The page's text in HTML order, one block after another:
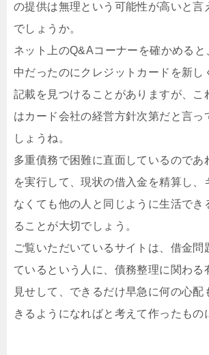
の提供は無理という可能性が高いと言
でしょうか。
ネット上のQ&Aコーナーを確かめる
中だったのにクレジットカードを新し
記載を見つけることがありますが、こ
はカード会社の経営方針次第だと言っ
しょうね。
多重債務で困難に直面しているのであ
を実行して、現状の借入金を精算し、
なくても他の人と同じように生活でき
ることが大切でしょう。
ご覧いただいているサイトは、借金問
ているという人に、債務整理に関わる
見せして、できるだけ早急に何の心配
きるようになればと考えて作ったもの